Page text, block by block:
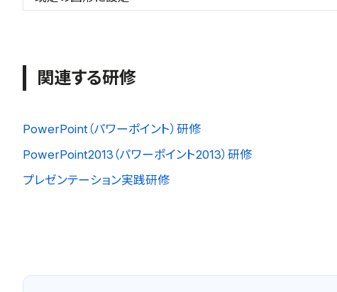
関連する研修
PowerPoint（パワーポイント）研修
PowerPoint2013（パワーポイント2013）研修
プレゼンテーション実践研修